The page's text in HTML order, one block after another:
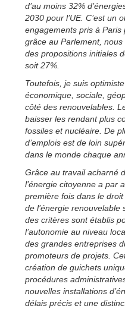
d’au moins 32%
2030 pour l’UE. C’est un
engagements pris à Paris
grâce au Parlement, nous
des propositions initiales
soit 27%.
Toutefois, je suis
économique, sociale,
côté des renouvelables.
baisser les rendant plus
fossiles et nucléaire. De
d’emplois est de loin
dans le monde chaque
Grâce au travail acharné
l’énergie citoyenne a par
première fois dans le
de l’énergie
des critères sont établis
l’autonomie au niveau
des grandes entreprises
promoteurs de projets.
création de guichets
procédures
nouvelles installations
délais précis et une